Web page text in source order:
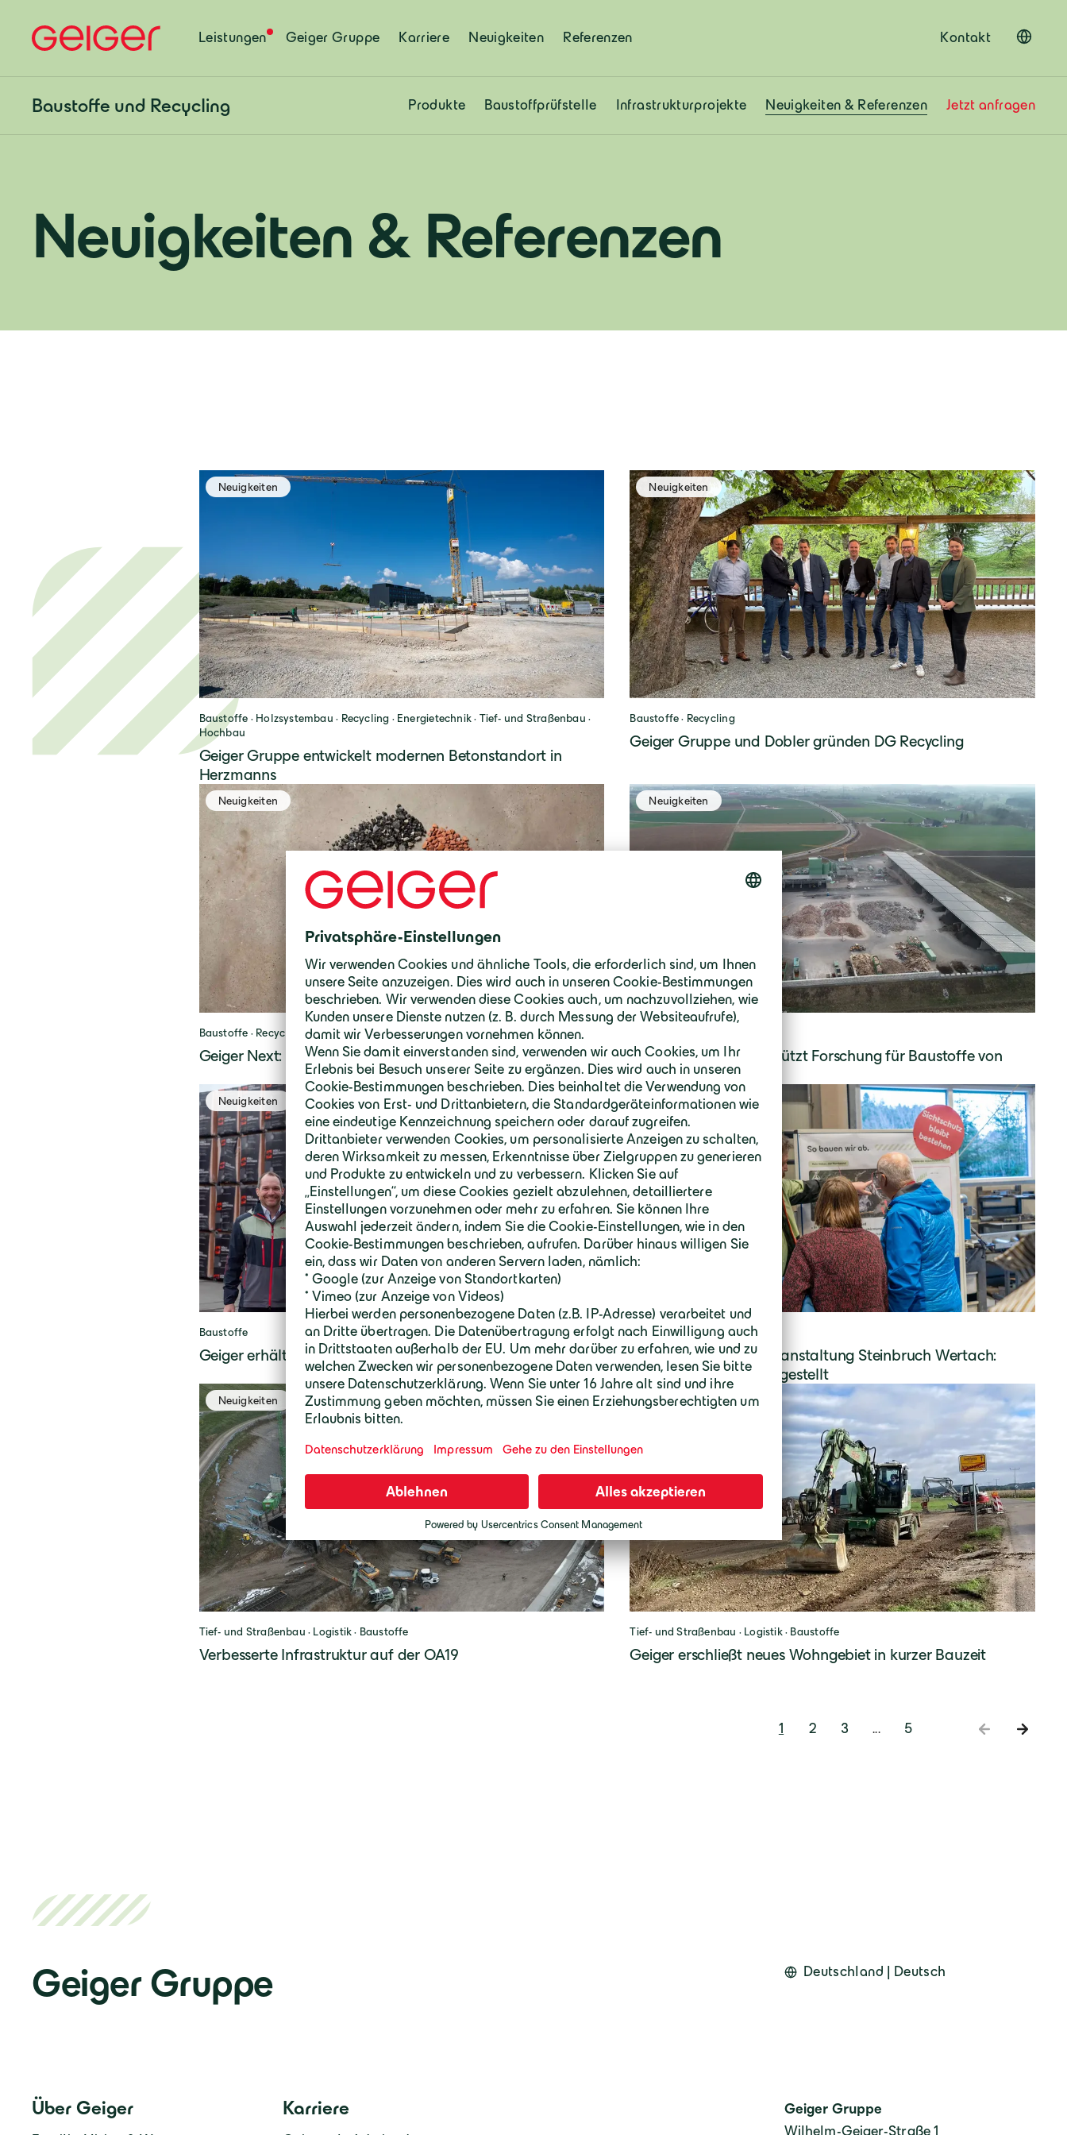
Leistungen Geiger Gruppe Karriere Neuigkeiten Referenzen Kontakt
Baustoffe und Recycling Produkte Baustoffprüfstelle Infrastrukturprojekte Neuigkeiten & Referenzen Jetzt anfragen
Neuigkeiten & Referenzen
Neuigkeiten
Baustoffe · Holzsystembau · Recycling · Energietechnik · Tief- und Straßenbau ·
Hochbau
Geiger Gruppe entwickelt modernen Betonstandort in
Herzmanns
Neuigkeiten
Baustoffe · Recycling
Geiger Gruppe und Dobler gründen DG Recycling
Neuigkeiten
Baustoffe · Recycling
Geiger Next: Regionale Baustoffe im Kreislauf
Neuigkeiten
Geiger Gruppe unterstützt Forschung für Baustoffe von
morgen
Neuigkeiten
Baustoffe
Geiger erhält Zulassung für eigenen Betonzusatzstoff
Neuigkeiten
Baustoffe
Bürgerinformationsveranstaltung Steinbruch Wertach:
Erweiterungspläne vorgestellt
Neuigkeiten
Tief- und Straßenbau · Logistik · Baustoffe
Verbesserte Infrastruktur auf der OA19
Neuigkeiten
Tief- und Straßenbau · Logistik · Baustoffe
Geiger erschließt neues Wohngebiet in kurzer Bauzeit
1 2 3 5
Deutschland | Deutsch
Geiger Gruppe
Über Geiger Karriere
Geiger Gruppe
Wilhelm-Geiger-Straße 1